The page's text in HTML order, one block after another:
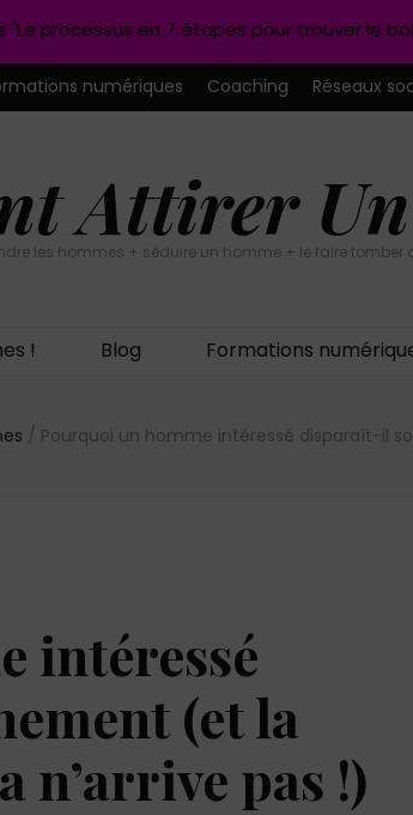
numériques Coaching Réseaux
Attirer
les hommes + séduire un homme + le faire tomber
! Blog Formations
/ Pourquoi un homme intéressé disparaît-il
intéressé
(et la
n’arrive pas !)
processus en 7 étapes pour trouver le